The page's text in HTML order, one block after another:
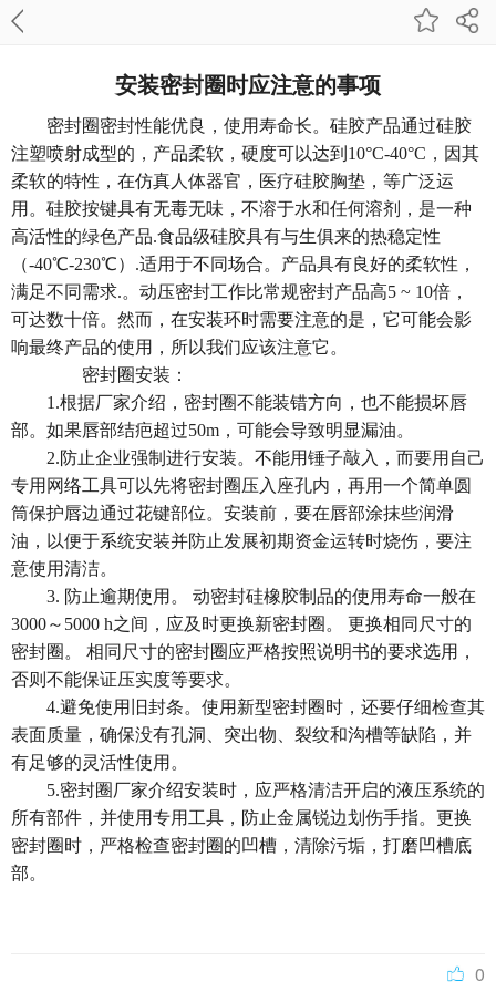
安装密封圈时应注意的事项
密封圈密封性能优良，使用寿命长。 硅胶产品通过硅胶
注塑喷射成型的，产品柔软，硬度可以达到10°C-40°C，因其
柔软的特性，在仿真人体器官，医疗硅胶胸垫，等广泛运
用。 硅胶按键具有无毒无味，不溶于水和任何溶剂，是一种
高活性的绿色产品.食品级硅胶具有与生俱来的热稳定性
（-40℃-230℃）.适用于不同场合。产品具有良好的柔软性，
满足不同需求.。动压密封工作比常规密封产品高5 ~ 10倍，
可达数十倍。然而，在安装环时需要注意的是，它可能会影
响最终产品的使用，所以我们应该注意它。
密封圈安装：
1.根据厂家介绍，密封圈不能装错方向，也不能损坏唇
部。如果唇部结疤超过50m，可能会导致明显漏油。
2.防止企业强制进行安装。不能用锤子敲入，而要用自己
专用网络工具可以先将密封圈压入座孔内，再用一个简单圆
筒保护唇边通过花键部位。安装前，要在唇部涂抹些润滑
油，以便于系统安装并防止发展初期资金运转时烧伤，要注
意使用清洁。
3. 防止逾期使用。 动密封硅橡胶制品的使用寿命一般在
3000～5000 h之间，应及时更换新密封圈。 更换相同尺寸的
密封圈。 相同尺寸的密封圈应严格按照说明书的要求选用，
否则不能保证压实度等要求。
4.避免使用旧封条。使用新型密封圈时，还要仔细检查其
表面质量，确保没有孔洞、突出物、裂纹和沟槽等缺陷，并
有足够的灵活性使用。
5.密封圈厂家介绍安装时，应严格清洁开启的液压系统的
所有部件，并使用专用工具，防止金属锐边划伤手指。更换
密封圈时，严格检查密封圈的凹槽，清除污垢，打磨凹槽底
部。
0